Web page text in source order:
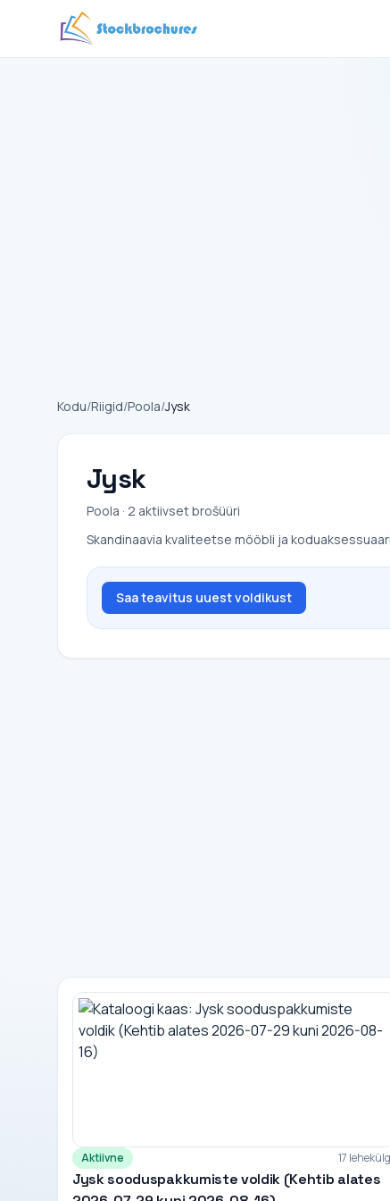
Kodu/Riigid/Poola/Jysk
Jysk
Poola · 2 aktiivset brošüüri
Skandinaavia kvaliteetse mööbli ja
Saa teavitus uuest voldikust
Aktiivne 17
Jysk sooduspakkumiste voldik (Kehtib alates